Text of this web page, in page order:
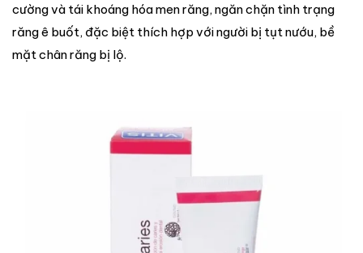
cường và tái khoáng hóa men răng, ngăn chặn tình trạng
răng ê buốt, đặc biệt thích hợp với người bị tụt nướu, bề
mặt chân răng bị lộ.